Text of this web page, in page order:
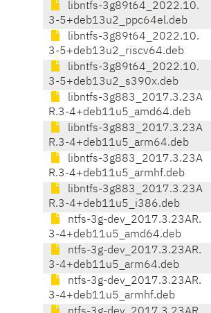
libntfs-3g89t64_2022.10.
3-5+deb13u2_ppc64el.deb
libntfs-3g89t64_2022.10.
3-5+deb13u2_riscv64.deb
libntfs-3g89t64_2022.10.
3-5+deb13u2_s390x.deb
libntfs-3g883_2017.3.23A
R.3-4+deb11u5_amd64.deb
libntfs-3g883_2017.3.23A
R.3-4+deb11u5_arm64.deb
libntfs-3g883_2017.3.23A
R.3-4+deb11u5_armhf.deb
libntfs-3g883_2017.3.23A
R.3-4+deb11u5_i386.deb
ntfs-3g-dev_2017.3.23AR.
3-4+deb11u5_amd64.deb
ntfs-3g-dev_2017.3.23AR.
3-4+deb11u5_arm64.deb
ntfs-3g-dev_2017.3.23AR.
3-4+deb11u5_armhf.deb